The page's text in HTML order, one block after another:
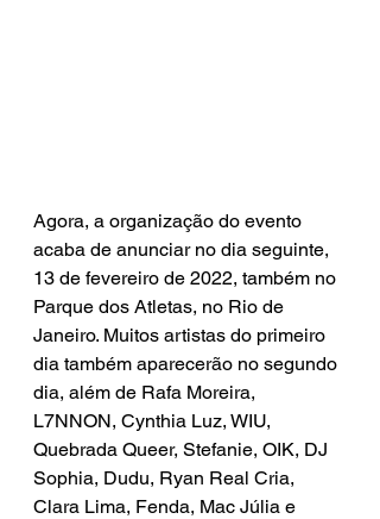
Agora, a organização do evento
acaba de anunciar no dia seguinte,
13 de fevereiro de 2022, também no
Parque dos Atletas, no Rio de
Janeiro. Muitos artistas do primeiro
dia também aparecerão no segundo
dia, além de Rafa Moreira,
L7NNON, Cynthia Luz, WIU,
Quebrada Queer, Stefanie, OIK, DJ
Sophia, Dudu, Ryan Real Cria,
Clara Lima, Fenda, Mac Júlia e